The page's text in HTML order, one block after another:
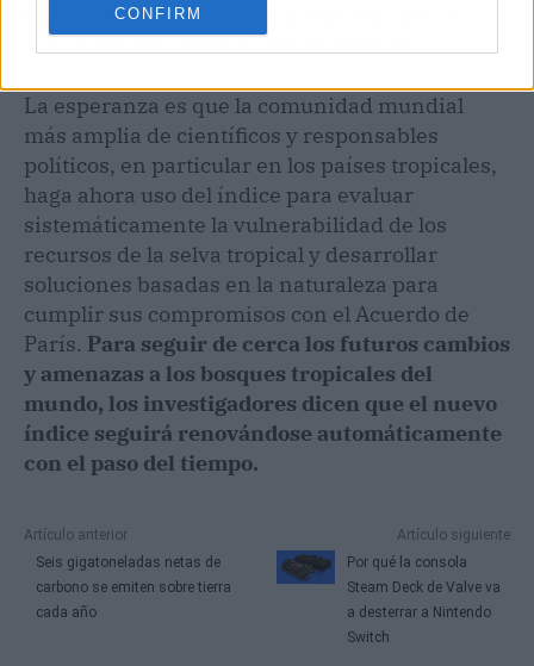
CONFIRM
representa un enfoque consensuado por la
comunidad en general, señala Saatchi.
La esperanza es que la comunidad mundial
más amplia de científicos y responsables
políticos, en particular en los países tropicales,
haga ahora uso del índice para evaluar
sistemáticamente la vulnerabilidad de los
recursos de la selva tropical y desarrollar
soluciones basadas en la naturaleza para
cumplir sus compromisos con el Acuerdo de
París. Para seguir de cerca los futuros cambios
y amenazas a los bosques tropicales del
mundo, los investigadores dicen que el nuevo
índice seguirá renovándose automáticamente
con el paso del tiempo.
Artículo anterior
Seis gigatoneladas netas de
carbono se emiten sobre tierra
cada año
Artículo siguiente
Por qué la consola
Steam Deck de Valve va
a desterrar a Nintendo
Switch